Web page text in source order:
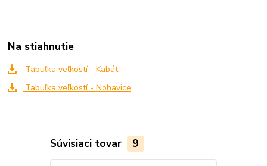
Na stiahnutie
Tabuľka veľkostí - Kabát
Tabuľka veľkostí - Nohavice
Súvisiaci tovar 9